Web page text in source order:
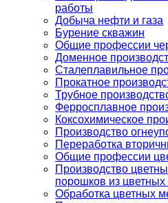
работы
Добыча нефти и газа
Бурение скважин
Общие профессии
Доменное
Сталеплавильное
Прокатное
Трубное
Ферросплавное
Коксохимическое
Производство
Переработка
Общие профессии
Производство
порошков из цветных
Обработка цветных